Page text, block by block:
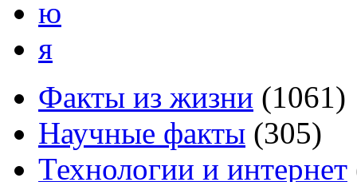
ю
я
Факты из жизни (1061)
Научные факты (305)
Технологии и интернет